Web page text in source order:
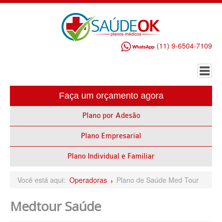
(11) 9-6504-7109
PLANO DE SAÚDE EMPRESARIAL
ALLIANZ PLANO DE SAÚDE EMPRESARIAL
AMEPLAN PLANO DE SAÚDE EMPRESARIAL
BIOVIDA PLANO DE SAÚDE EMPRESARIAL
Faça um orçamento agora
Plano por Adesão
Plano Empresarial
Plano Individual e Familiar
Você está aqui: Operadoras Plano de Saúde Med Tour
Medtour Saúde